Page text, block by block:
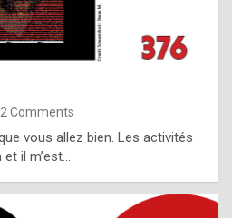
r
p
e
c
i
2 Comments
vous allez bien. Les activités
il m’est…